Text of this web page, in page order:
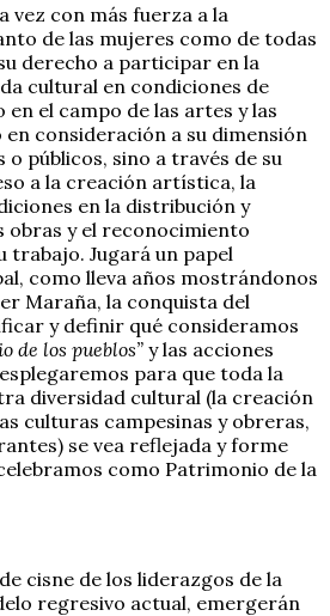
vez con más fuerza a la
de las mujeres como de todas
derecho a participar en la
cultural en condiciones de
en el campo de las artes y las
en consideración a su dimensión
o públicos, sino a través de su
a la creación artística, la
en la distribución y
obras y el reconocimiento
trabajo. Jugará un papel
como lleva años mostrándonos
Maraña, la conquista del
y definir qué consideramos
de los pueblos” y las acciones
para que toda la
diversidad cultural (la creación
culturas campesinas y obreras,
se vea reflejada y forme
como Patrimonio de la
cisne de los liderazgos de la
regresivo actual, emergerán